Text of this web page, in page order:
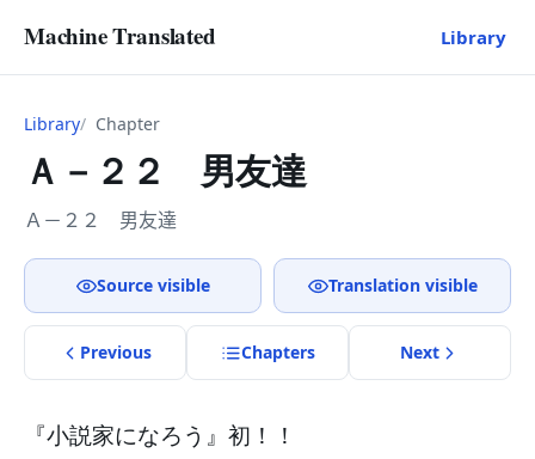
Machine Translated Library
Library Chapter
Ａ－２２ 男友達
Ａ－２２ 男友達
Source visible Translation visible
Previous Chapters Next
『小説家になろう』初！！